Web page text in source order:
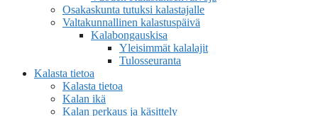
Osakaskunta tutuksi kalastajalle
Valtakunnallinen kalastuspäivä
Kalabongauskisa
Yleisimmät kalalajit
Tulosseuranta
Kalasta tietoa
Kalasta tietoa
Kalan ikä
Kalan perkaus ja käsittely